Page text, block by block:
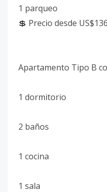
1 parqueo
💲 Precio desde
Apartamento Tipo B
1 dormitorio
2 baños
1 cocina
1 sala